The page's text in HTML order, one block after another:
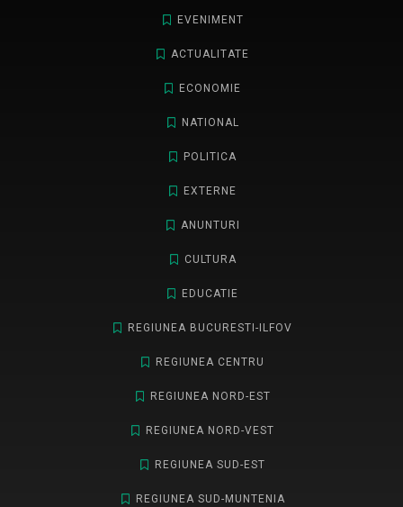
EVENIMENT
ACTUALITATE
ECONOMIE
NATIONAL
POLITICA
EXTERNE
ANUNTURI
CULTURA
EDUCATIE
REGIUNEA BUCURESTI-ILFOV
REGIUNEA CENTRU
REGIUNEA NORD-EST
REGIUNEA NORD-VEST
REGIUNEA SUD-EST
REGIUNEA SUD-MUNTENIA